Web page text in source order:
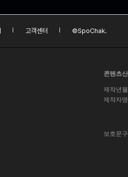
고객센터 ©SpoChak.
콘텐츠
제작년
제작자
보호문